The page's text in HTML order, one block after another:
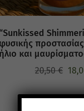
“Sunkissed
φυσικής
ήλιο και
20,50€